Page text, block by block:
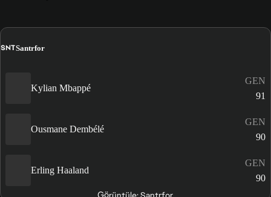
SNTSantrfor
Kylian Mbappé
GEN
91
Ousmane Dembélé
GEN
90
Erling Haaland
GEN
90